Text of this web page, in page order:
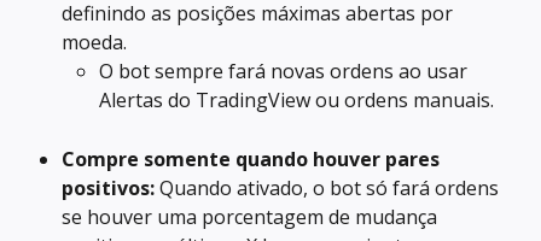
definindo as posições máximas abertas por
moeda.
O bot sempre fará novas ordens ao usar
Alertas do TradingView ou ordens manuais.
Compre somente quando houver pares
positivos: Quando ativado, o bot só fará ordens
se houver uma porcentagem de mudança